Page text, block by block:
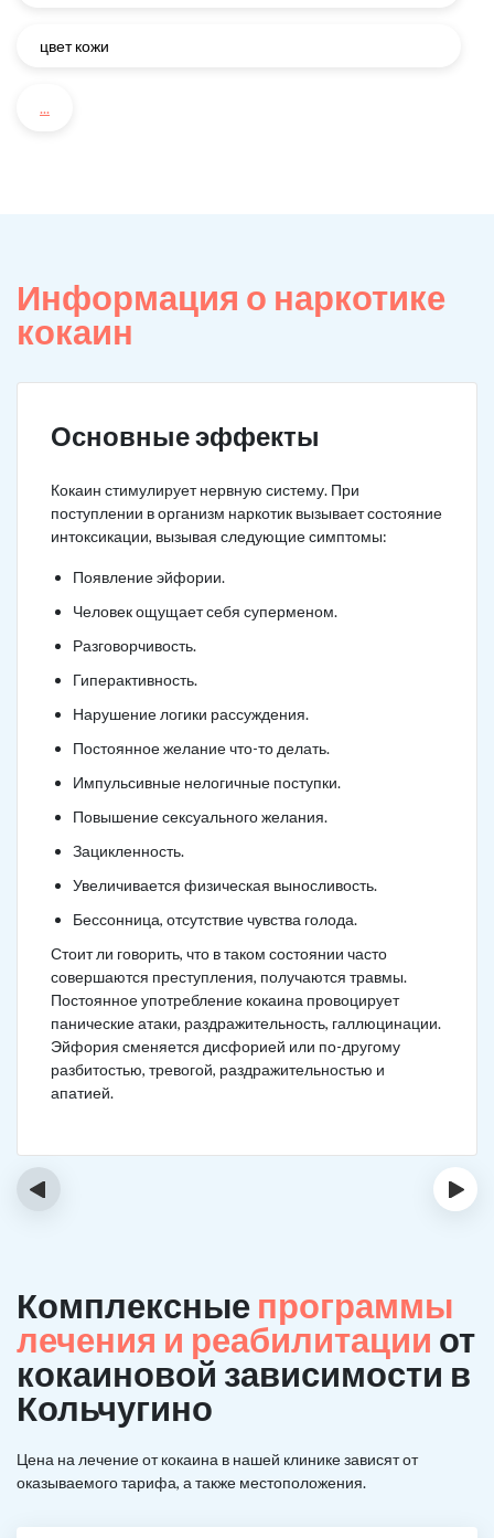
цвет кожи
...
Информация о наркотике
кокаин
Основные эффекты
Кокаин стимулирует нервную систему. При
поступлении в организм наркотик вызывает состояние
интоксикации, вызывая следующие симптомы:
Появление эйфории.
Человек ощущает себя суперменом.
Разговорчивость.
Гиперактивность.
Нарушение логики рассуждения.
Постоянное желание что-то делать.
Импульсивные нелогичные поступки.
Повышение сексуального желания.
Зацикленность.
Увеличивается физическая выносливость.
Бессонница, отсутствие чувства голода.
Стоит ли говорить, что в таком состоянии часто
совершаются преступления, получаются травмы.
Постоянное употребление кокаина провоцирует
панические атаки, раздражительность, галлюцинации.
Эйфория сменяется дисфорией или по-другому
разбитостью, тревогой, раздражительностью и
апатией.
‹ ›
Комплексные программы
лечения и реабилитации от
кокаиновой зависимости в
Кольчугино
Цена на лечение от кокаина в нашей клинике зависят от
оказываемого тарифа, а также местоположения.